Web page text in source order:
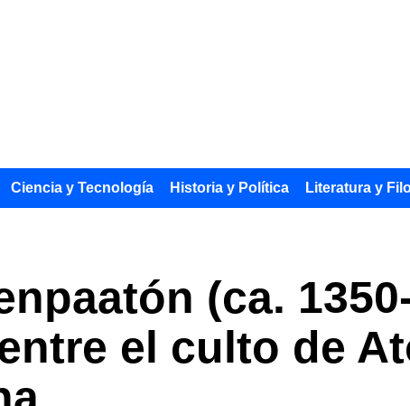
Ciencia y Tecnología Historia y Política Literatura y
(ca.
el culto de